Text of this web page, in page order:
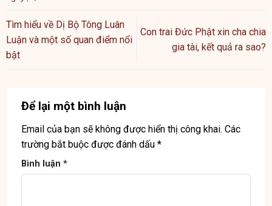
Tìm hiểu về Dị Bộ Tông Luân
Luận và một số quan điểm nổi
bật
Con trai Đức Phật xin cha chia
gia tài, kết quả ra sao?
Để lại một bình luận
Email của bạn sẽ không được hiển thị công khai. Các
trường bắt buộc được đánh dấu *
Bình luận *